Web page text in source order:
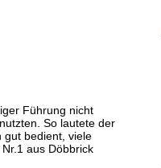
Führung nicht
So lautete der
gut bedient, viele
aus Döbbrick